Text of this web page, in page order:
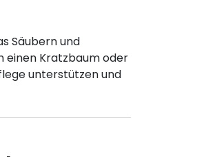
Säubern und
einen Kratzbaum oder
unterstützen und